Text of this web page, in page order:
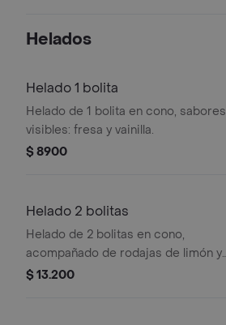
Helados
Helado 1 bolita
Helado de 1 bolita en cono, sabores
visibles: fresa y vainilla.
$ 8900
Helado 2 bolitas
Helado de 2 bolitas en cono,
acompañado de rodajas de limón y
flores de jamaica.
$ 13.200